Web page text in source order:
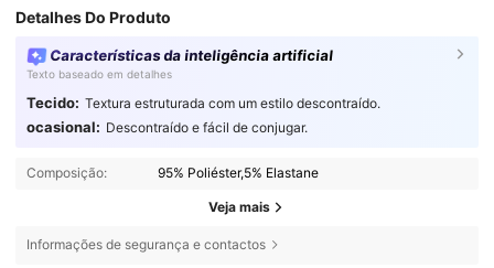
Detalhes Do Produto
Características da inteligência artificial
Texto baseado em detalhes
Tecido: Textura estruturada com um estilo descontraído.
ocasional: Descontraído e fácil de conjugar.
Composição: 95% Poliéster,5% Elastane
Veja mais
Informações de segurança e contactos